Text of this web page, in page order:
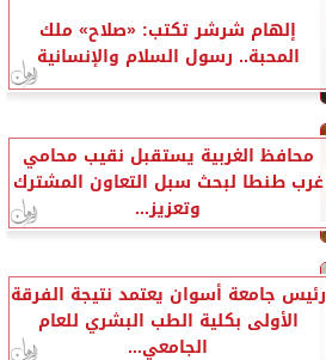
إلهام شرشر تكتب: «صلاح» ملك
المحبة.. رسول السلام والإنسانية
محافظ الغربية يستقبل نقيب محامي
غرب طنطا لبحث سبل التعاون المشترك
وتعزيز...
رئيس جامعة أسوان يعتمد نتيجة الفرقة
الأولى بكلية الطب البشري للعام
الجامعي...